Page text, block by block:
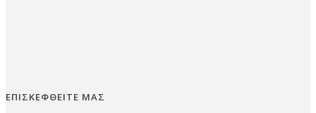
ΕΠΙΣΚΕΦΘΕΙΤΕ ΜΑΣ